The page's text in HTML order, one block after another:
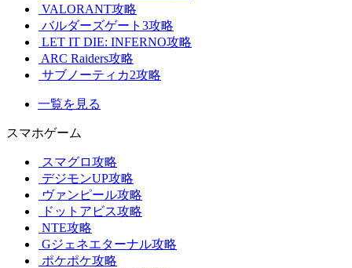
VALORANT攻略
バルダーズゲート3攻略
LET IT DIE: INFERNO攻略
ARC Raiders攻略
サブノーティカ2攻略
一覧を見る
スマホゲーム
スマグロ攻略
デジモンUP攻略
ヴァンピール攻略
ドットアビス攻略
NTE攻略
Gジェネエターナル攻略
ポケポケ攻略